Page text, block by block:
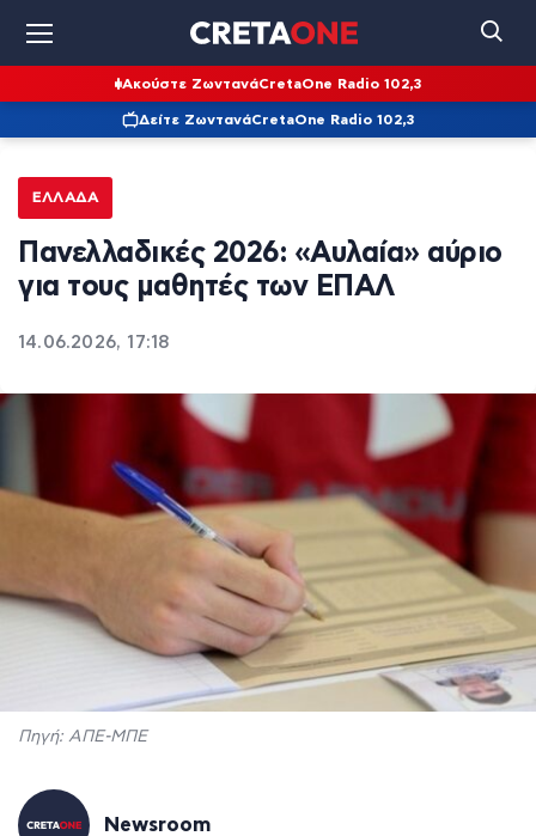
Ακούστε ΖωντανάCretaOne Radio 102,3
Δείτε ΖωντανάCretaOne Radio 102,3
ΕΛΛΆΔΑ
Πανελλαδικές 2026: «Αυλαία» αύριο
για τους μαθητές των ΕΠΑΛ
14.06.2026, 17:18
Πηγή: ΑΠΕ-ΜΠΕ
Newsroom